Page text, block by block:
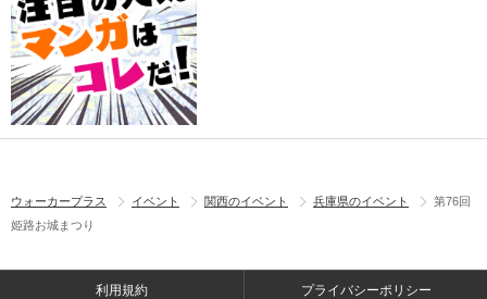
ウォーカープラス イベント 関西のイベント 兵庫県のイベント
第76回
姫路お城まつり
利用規約 プライバシーポリシー